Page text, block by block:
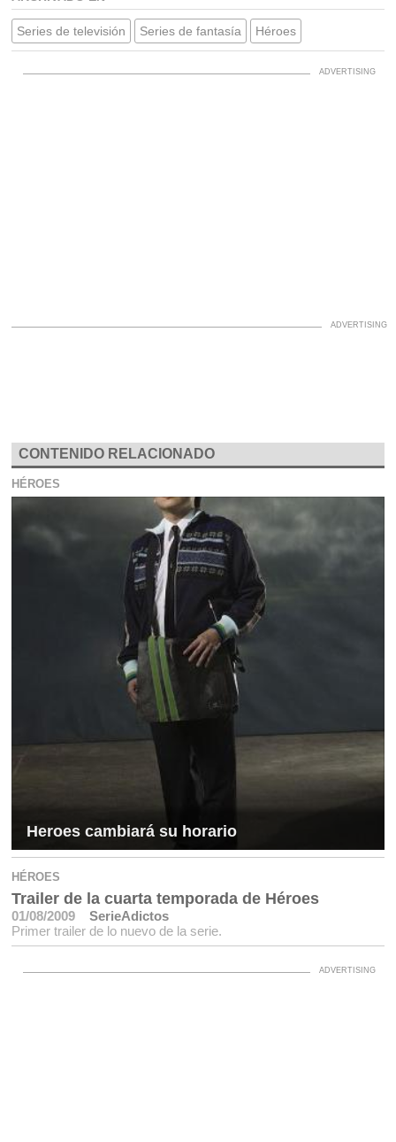
Series de televisión Series de fantasía Héroes
CONTENIDO RELACIONADO
HÉROES
Heroes cambiará su horario
HÉROES
Trailer de la cuarta temporada de Héroes
01/08/2009
SerieAdictos
Primer trailer de lo nuevo de la serie.